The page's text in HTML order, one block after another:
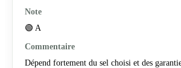
🟢 A
Dépend fortement du sel choisi et des